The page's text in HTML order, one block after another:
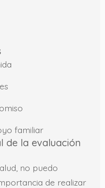
familiar
de la evaluación
no puedo
de realizar